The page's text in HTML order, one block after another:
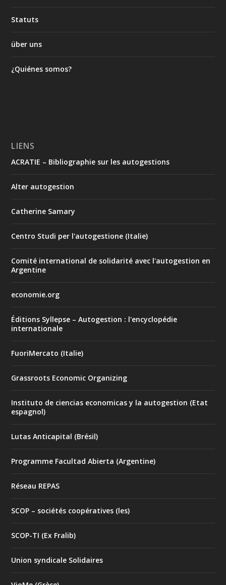
Statuts
über uns
¿Quiénes somos?
LIENS
ACRATIE – Bibliographie sur les autogestions
Alter autogestion
Catherine Samary
Centro Studi per l'autogestione (Italie)
Comité international de solidarité avec l'autogestion en
Argentine
economie.org
Éditions Syllepse – Autogestion : l'encyclopédie
internationale
FuoriMercato (Italie)
Grassroots Economic Organizing
Instituto de ciencias economicas y la autogestion (Etat
espagnol)
Lutas Anticapital (Brésil)
Programme Facultad Abierta (Argentine)
Réseau REPAS
SCOP – sociétés coopératives (les)
SCOP-TI (Ex Fralib)
Union syndicale Solidaires